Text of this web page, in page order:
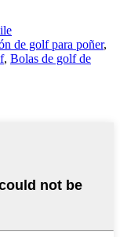
de golf para poñer,
, Bolas de golf de